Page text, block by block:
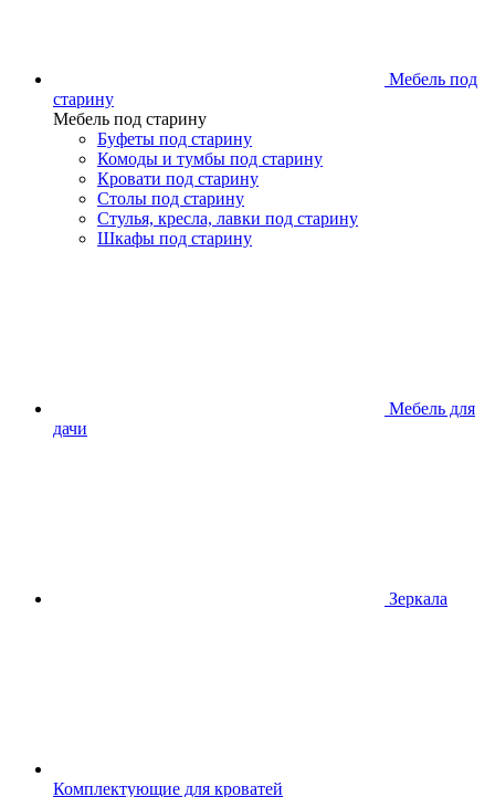
Мебель под
старину
Мебель под старину
Буфеты под старину
Комоды и тумбы под старину
Кровати под старину
Столы под старину
Стулья, кресла, лавки под старину
Шкафы под старину
Мебель для
дачи
Зеркала
Комплектующие для кроватей